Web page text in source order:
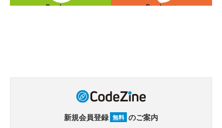
新規会員登録 無料 のご案内